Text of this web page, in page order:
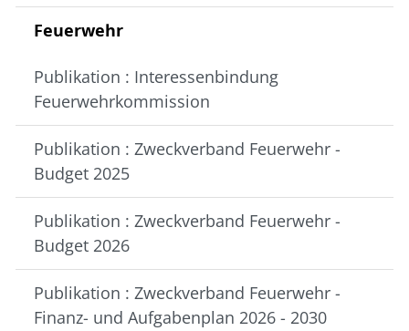
Feuerwehr
Publikation : Interessenbindung
Feuerwehrkommission
Publikation : Zweckverband Feuerwehr -
Budget 2025
Publikation : Zweckverband Feuerwehr -
Budget 2026
Publikation : Zweckverband Feuerwehr -
Finanz- und Aufgabenplan 2026 - 2030